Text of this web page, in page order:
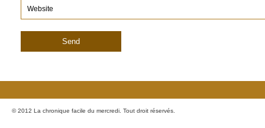
© 2012 La chronique facile du mercredi. Tout droit réservés.